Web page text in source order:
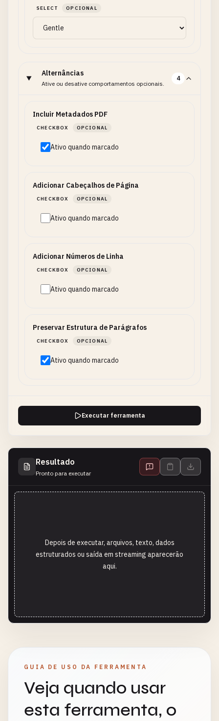
SELECT OPCIONAL
Alternâncias
Ative ou desative comportamentos opcionais.
4
Incluir Metadados PDF
CHECKBOX OPCIONAL
Ativo quando marcado
Adicionar Cabeçalhos de Página
CHECKBOX OPCIONAL
Ativo quando marcado
Adicionar Números de Linha
CHECKBOX OPCIONAL
Ativo quando marcado
Preservar Estrutura de Parágrafos
CHECKBOX OPCIONAL
Ativo quando marcado
Executar ferramenta
Resultado
Pronto para executar
Depois de executar, arquivos, texto, dados
estruturados ou saída em streaming aparecerão
aqui.
GUIA DE USO DA FERRAMENTA
Veja quando usar
esta ferramenta, o